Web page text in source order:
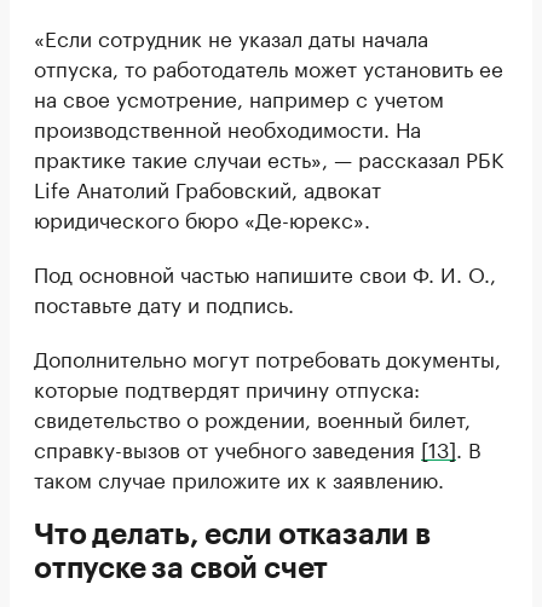
«Если сотрудник не указал даты начала
отпуска, то работодатель может установить ее
на свое усмотрение, например с учетом
производственной необходимости. На
практике такие случаи есть», — рассказал РБК
Life Анатолий Грабовский, адвокат
юридического бюро «Де-юрекс».
Под основной частью напишите свои Ф. И. О.,
поставьте дату и подпись.
Дополнительно могут потребовать документы,
которые подтвердят причину отпуска:
свидетельство о рождении, военный билет,
справку-вызов от учебного заведения [13]. В
таком случае приложите их к заявлению.
Что делать, если отказали в
отпуске за свой счет